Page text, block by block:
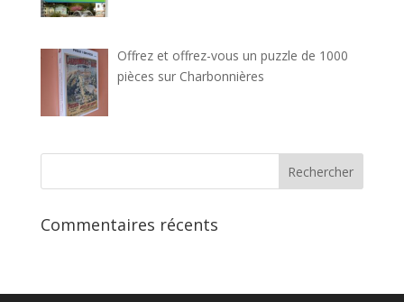
Offrez et offrez-vous un puzzle de 1000
pièces sur Charbonnières
Commentaires récents